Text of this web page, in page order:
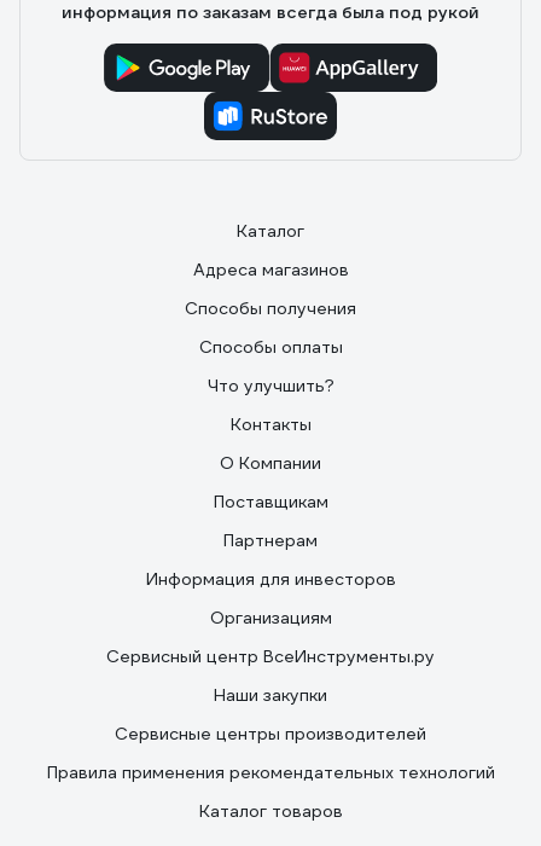
информация по заказам всегда была под рукой
Каталог
Адреса магазинов
Способы получения
Способы оплаты
Что улучшить?
Контакты
О Компании
Поставщикам
Партнерам
Информация для инвесторов
Организациям
Сервисный центр ВсеИнструменты.ру
Наши закупки
Сервисные центры производителей
Правила применения рекомендательных технологий
Каталог товаров